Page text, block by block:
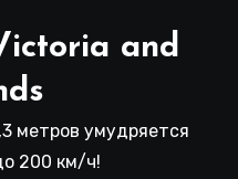
and
метров умудряется
200 км/ч!